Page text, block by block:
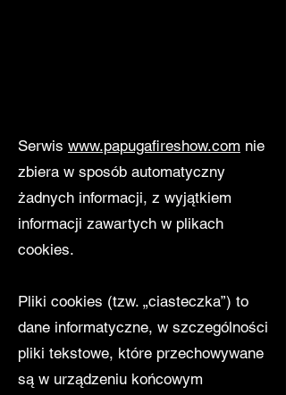
Serwis www.papugafireshow.com nie
zbiera w sposób automatyczny
żadnych informacji, z wyjątkiem
informacji zawartych w plikach
cookies.
Pliki cookies (tzw. „ciasteczka”) to
dane informatyczne, w szczególności
pliki tekstowe, które przechowywane
są w urządzeniu końcowym